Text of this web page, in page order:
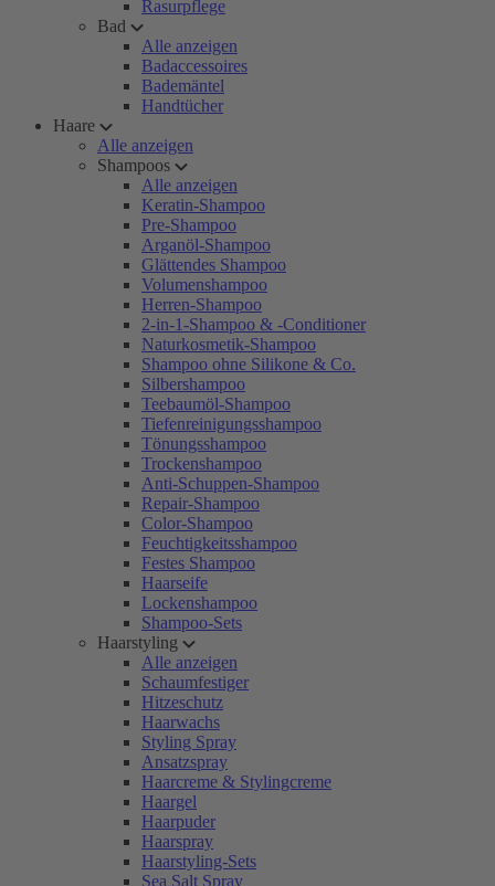
Rasurpflege
Bad
Alle anzeigen
Badaccessoires
Bademäntel
Handtücher
Haare
Alle anzeigen
Shampoos
Alle anzeigen
Keratin-Shampoo
Pre-Shampoo
Arganöl-Shampoo
Glättendes Shampoo
Volumenshampoo
Herren-Shampoo
2-in-1-Shampoo & -Conditioner
Naturkosmetik-Shampoo
Shampoo ohne Silikone & Co.
Silbershampoo
Teebaumöl-Shampoo
Tiefenreinigungsshampoo
Tönungsshampoo
Trockenshampoo
Anti-Schuppen-Shampoo
Repair-Shampoo
Color-Shampoo
Feuchtigkeitsshampoo
Festes Shampoo
Haarseife
Lockenshampoo
Shampoo-Sets
Haarstyling
Alle anzeigen
Schaumfestiger
Hitzeschutz
Haarwachs
Styling Spray
Ansatzspray
Haarcreme & Stylingcreme
Haargel
Haarpuder
Haarspray
Haarstyling-Sets
Sea Salt Spray